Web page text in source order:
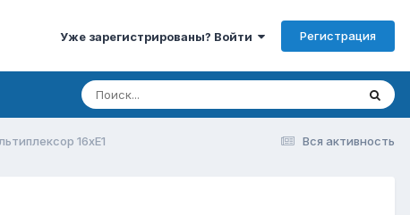
Уже зарегистрированы? Войти Регистрация
Вся активность
16xE1